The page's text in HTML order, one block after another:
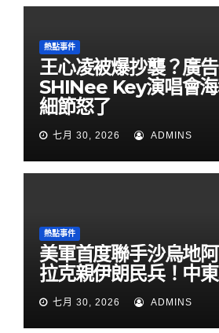
熱點事件
王心凌被爆抄襲？廣
SHINee Key演唱會
細節怒了
七月 30, 2026 ADMINS
熱點事件
美軍首度聯手沙烏地
拉克親伊朗民兵！中
七月 30, 2026 ADMINS